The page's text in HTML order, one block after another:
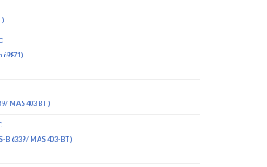
)
69871)
/ MAS 403 BT )
B 6339 / MAS 403-BT )